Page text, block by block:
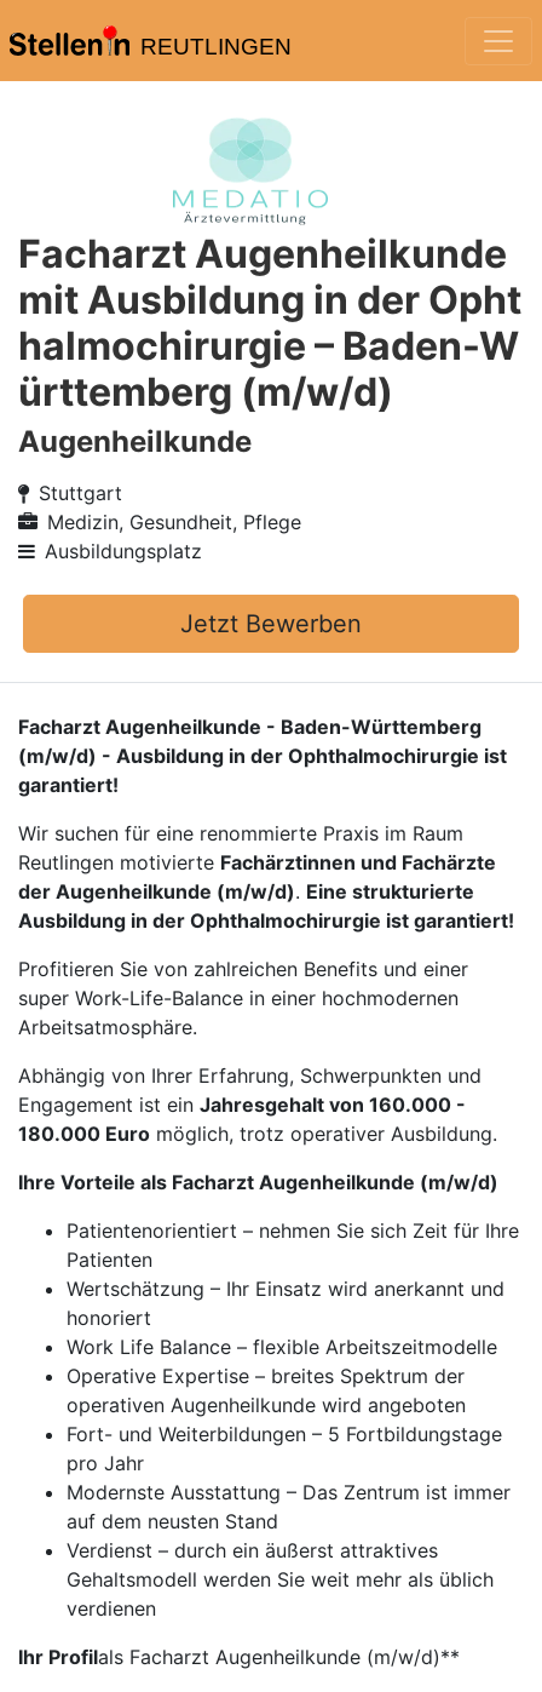
REUTLINGEN
Facharzt Augenheilkunde
mit Ausbildung in der Opht
halmochirurgie – Baden-W
ürttemberg (m/w/d)
Augenheilkunde
Stuttgart
Medizin, Gesundheit, Pflege
Ausbildungsplatz
Jetzt Bewerben
Facharzt Augenheilkunde - Baden-Württemberg
(m/w/d) - Ausbildung in der Ophthalmochirurgie ist
garantiert!
Wir suchen für eine renommierte Praxis im Raum
Reutlingen motivierte Fachärztinnen und Fachärzte
der Augenheilkunde (m/w/d). Eine strukturierte
Ausbildung in der Ophthalmochirurgie ist garantiert!
Profitieren Sie von zahlreichen Benefits und einer
super Work-Life-Balance in einer hochmodernen
Arbeitsatmosphäre.
Abhängig von Ihrer Erfahrung, Schwerpunkten und
Engagement ist ein Jahresgehalt von 160.000 -
180.000 Euro möglich, trotz operativer Ausbildung.
Ihre Vorteile als Facharzt Augenheilkunde (m/w/d)
Patientenorientiert – nehmen Sie sich Zeit für Ihre
Patienten
Wertschätzung – Ihr Einsatz wird anerkannt und
honoriert
Work Life Balance – flexible Arbeitszeitmodelle
Operative Expertise – breites Spektrum der
operativen Augenheilkunde wird angeboten
Fort- und Weiterbildungen – 5 Fortbildungstage
pro Jahr
Modernste Ausstattung – Das Zentrum ist immer
auf dem neusten Stand
Verdienst – durch ein äußerst attraktives
Gehaltsmodell werden Sie weit mehr als üblich
verdienen
Ihr Profilals Facharzt Augenheilkunde (m/w/d)**